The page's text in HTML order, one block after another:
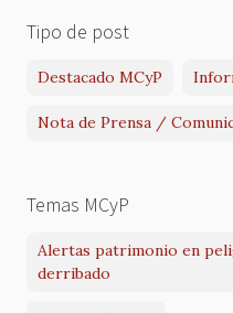
Tipo de post
Destacado MCyP
Nota de Prensa /
Temas MCyP
Alertas patrimonio en
derribado